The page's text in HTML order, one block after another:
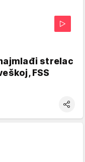
strelac
FSS